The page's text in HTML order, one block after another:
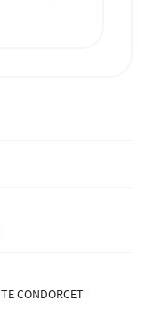
CONDORCET